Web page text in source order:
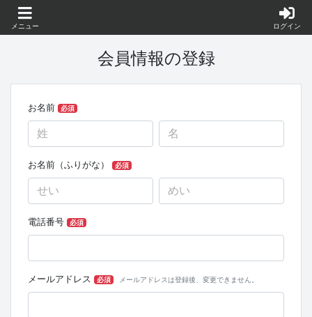
メニュー ログイン
会員情報の登録
お名前 必須
お名前（ふりがな） 必須
電話番号 必須
メールアドレス 必須 メールアドレスは登録後、変更できません。